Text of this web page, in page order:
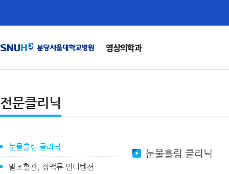
영상의학과
전문클리닉
눈물흘림 클리닉
말초혈관, 정맥류 인터벤션
눈물흘림 클리닉